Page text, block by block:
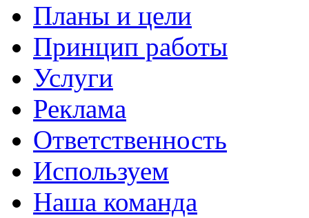
Планы и цели
Принцип работы
Услуги
Реклама
Ответственность
Используем
Наша команда